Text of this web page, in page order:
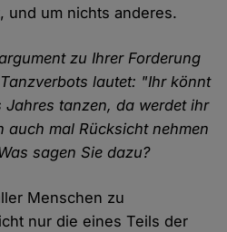
und um nichts anderes.
zu Ihrer Forderung
lautet: "Ihr könnt
tanzen, da werdet ihr
auch mal Rücksicht nehmen
sagen Sie dazu?
Menschen zu
nur die eines Teils der